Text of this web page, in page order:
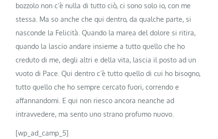
bozzolo non c’è nulla di tutto ciò, ci sono solo io, con me
stessa. Ma so anche che qui dentro, da qualche parte, si
nasconde la Felicità. Quando la marea del dolore si ritira,
quando la lascio andare insieme a tutto quello che ho
creduto di me, degli altri e della vita, lascia il posto ad un
vuoto di Pace. Qui dentro c’è tutto quello di cui ho bisogno,
tutto quello che ho sempre cercato fuori, correndo e
affannandomi. E qui non riesco ancora neanche ad
intravvedere, ma sento uno strano profumo nuovo.
[wp_ad_camp_5]